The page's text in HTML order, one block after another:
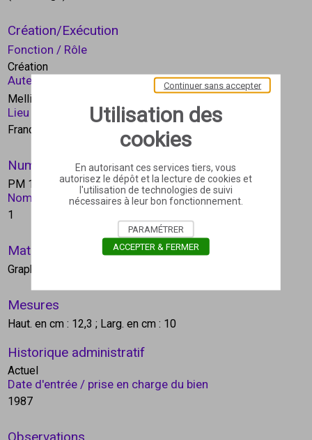
Création/Exécution
Fonction / Rôle
Création
Auteur
Mellin Charles En savoir plus
Lieu de création
France
Numéro d'inventaire
PM 1620
Nombre d'objets
1
Matière et technique
Graphite, lavis d'encre de Chine
Mesures
Haut. en cm : 12,3; Larg. en cm : 10
Historique administratif
Actuel
Date d'entrée / prise en charge du bien
1987
Utilisation des
cookies
En autorisant ces services tiers, vous
autorisez le dépôt et la lecture de cookies et
l'utilisation de technologies de suivi
nécessaires à leur bon fonctionnement.
Continuer sans accepter
PARAMÉTRER
ACCEPTER & FERMER